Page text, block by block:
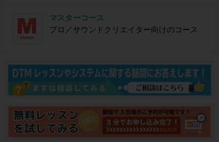
マスターコース
プロ／サウンドクリエイター向けのコース